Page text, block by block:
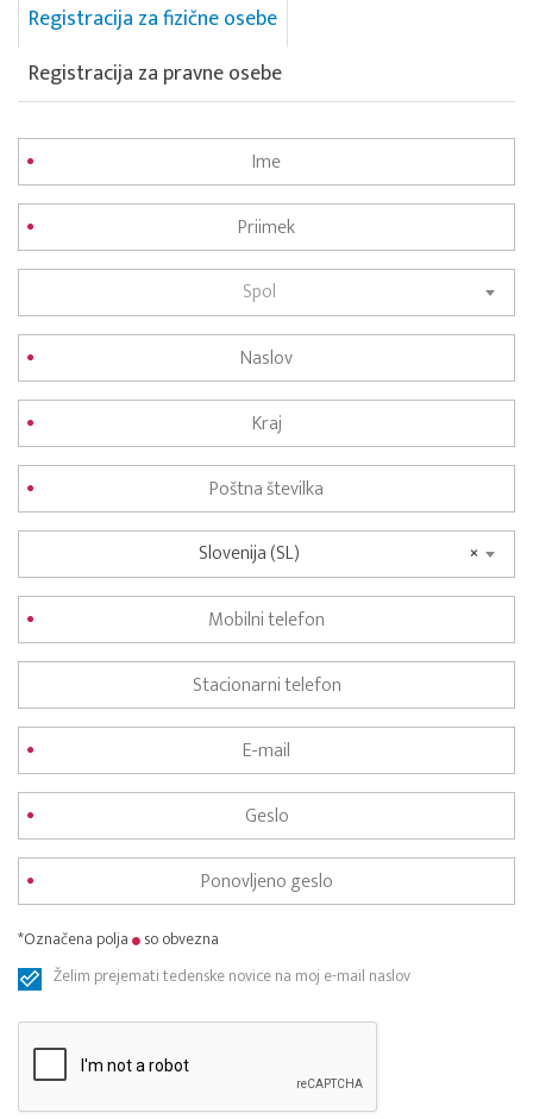
Registracija za fizične osebe
Registracija za pravne osebe
Spol
×
Slovenija (SL)
*Označena polja
so obvezna
Želim prejemati tedenske novice na moj e-mail naslov